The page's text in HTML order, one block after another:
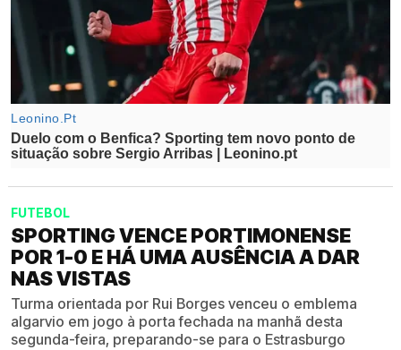
FUTEBOL
SPORTING VENCE PORTIMONENSE
POR 1-0 E HÁ UMA AUSÊNCIA A DAR
NAS VISTAS
Turma orientada por Rui Borges venceu o emblema
algarvio em jogo à porta fechada na manhã desta
segunda-feira, preparando-se para o Estrasburgo